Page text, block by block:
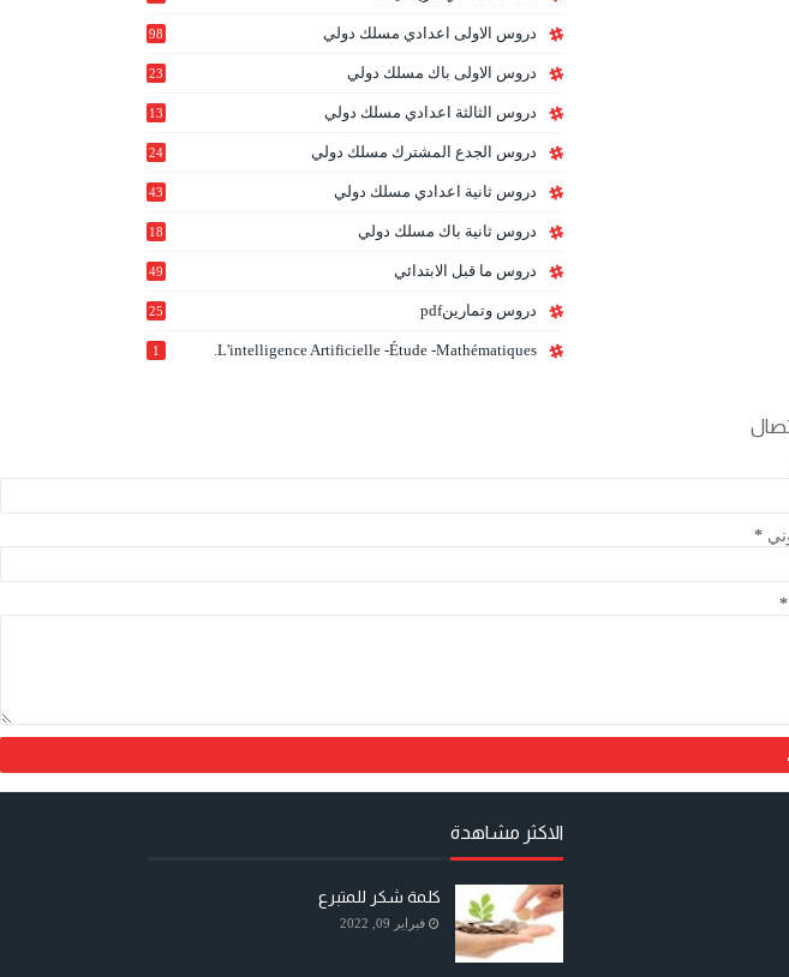
دروس الاولى اعدادي مسلك دولي 98
دروس الاولى باك مسلك دولي
23
دروس الثالثة اعدادي مسلك دولي
13
دروس الجدع المشترك مسلك دولي
24
دروس ثانية اعدادي مسلك دولي 43
دروس ثانية باك مسلك دولي
18
دروس ما قبل الابتدائي 49
دروس وتمارينpdf 25
L'intelligence Artificielle -étude -mathématiques.
1
*
*
الاكثر مشاهدة
كلمة شكر للمتبرع
فبراير 09, 2022